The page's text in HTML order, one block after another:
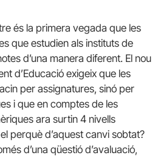
és la primera vegada que les
que estudien als instituts de
d’una manera diferent. El nou
d’Educació exigeix que les
per assignatures, sinó per
i que en comptes de les
ara surtin 4 nivells
perquè d’aquest canvi sobtat?
d’una qüestió d’avaluació,